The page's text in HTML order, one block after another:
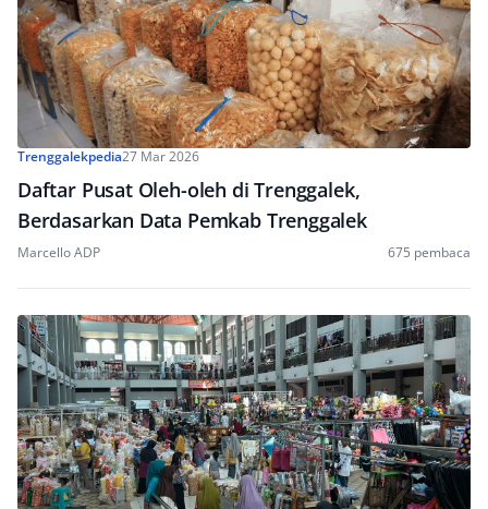
Trenggalekpedia27 Mar 2026
Daftar Pusat Oleh-oleh di Trenggalek,
Berdasarkan Data Pemkab Trenggalek
Marcello ADP 675 pembaca